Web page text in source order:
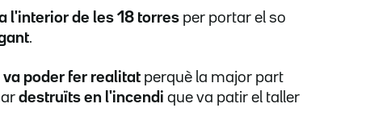
l'interior de les 18 torres per portar el so
.
va poder fer realitat perquè la major part
destruïts en l'incendi que va patir el taller